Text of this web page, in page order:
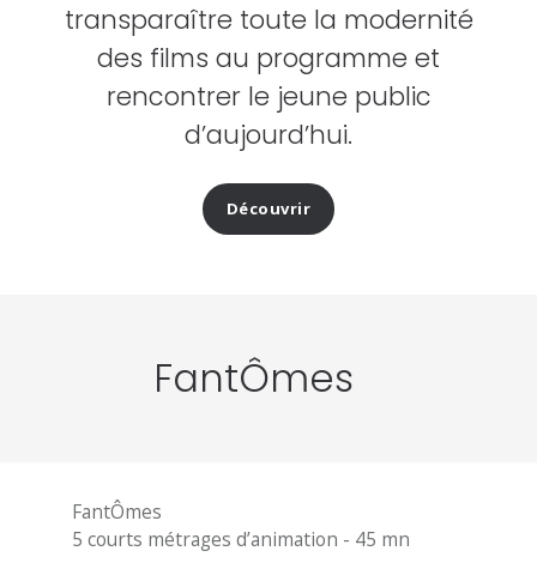
transparaître toute la modernité
des films au programme et
rencontrer le jeune public
d’aujourd’hui.
Découvrir
FantÔmes
FantÔmes
5 courts métrages d’animation - 45 mn